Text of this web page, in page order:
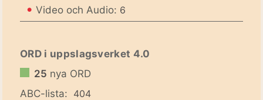
• Video och Audio: 6
ORD i uppslagsverket 4.0
25 nya ORD
ABC-lista: 404